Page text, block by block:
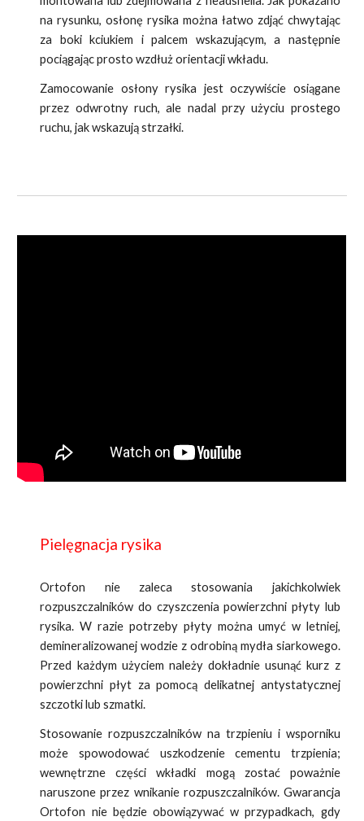
na rysunku, osłonę rysika można łatwo zdjąć chwytając
za boki kciukiem i palcem wskazującym, a następnie
pociągając prosto wzdłuż orientacji wkładu.
Zamocowanie osłony rysika jest oczywiście osiągane
przez odwrotny ruch, ale nadal przy użyciu prostego
ruchu, jak wskazują strzałki.
Pielęgnacja rysika
Ortofon nie zaleca stosowania jakichkolwiek
rozpuszczalników do czyszczenia powierzchni płyty lub
rysika. W razie potrzeby płyty można umyć w letniej,
demineralizowanej wodzie z odrobiną mydła siarkowego.
Przed każdym użyciem należy dokładnie usunąć kurz z
powierzchni płyt za pomocą delikatnej antystatycznej
szczotki lub szmatki.
Stosowanie rozpuszczalników na trzpieniu i wsporniku
może spowodować uszkodzenie cementu trzpienia;
wewnętrzne części wkładki mogą zostać poważnie
naruszone przez wnikanie rozpuszczalników. Gwarancja
Ortofon nie będzie obowiązywać w przypadkach, gdy